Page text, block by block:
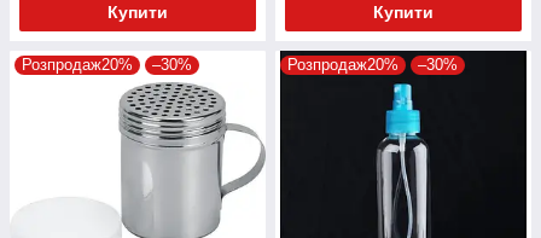
Купити Купити
Розпродаж20% –30% Розпродаж20% –30%